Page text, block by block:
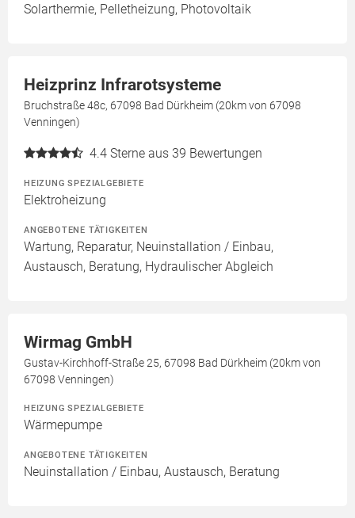
Solarthermie, Pelletheizung, Photovoltaik
Heizprinz Infrarotsysteme
Bruchstraße 48c, 67098 Bad Dürkheim (20km von 67098
Venningen)
4.4 Sterne aus 39 Bewertungen
HEIZUNG SPEZIALGEBIETE
Elektroheizung
ANGEBOTENE TÄTIGKEITEN
Wartung, Reparatur, Neuinstallation / Einbau,
Austausch, Beratung, Hydraulischer Abgleich
Wirmag GmbH
Gustav-Kirchhoff-Straße 25, 67098 Bad Dürkheim (20km von
67098 Venningen)
HEIZUNG SPEZIALGEBIETE
Wärmepumpe
ANGEBOTENE TÄTIGKEITEN
Neuinstallation / Einbau, Austausch, Beratung